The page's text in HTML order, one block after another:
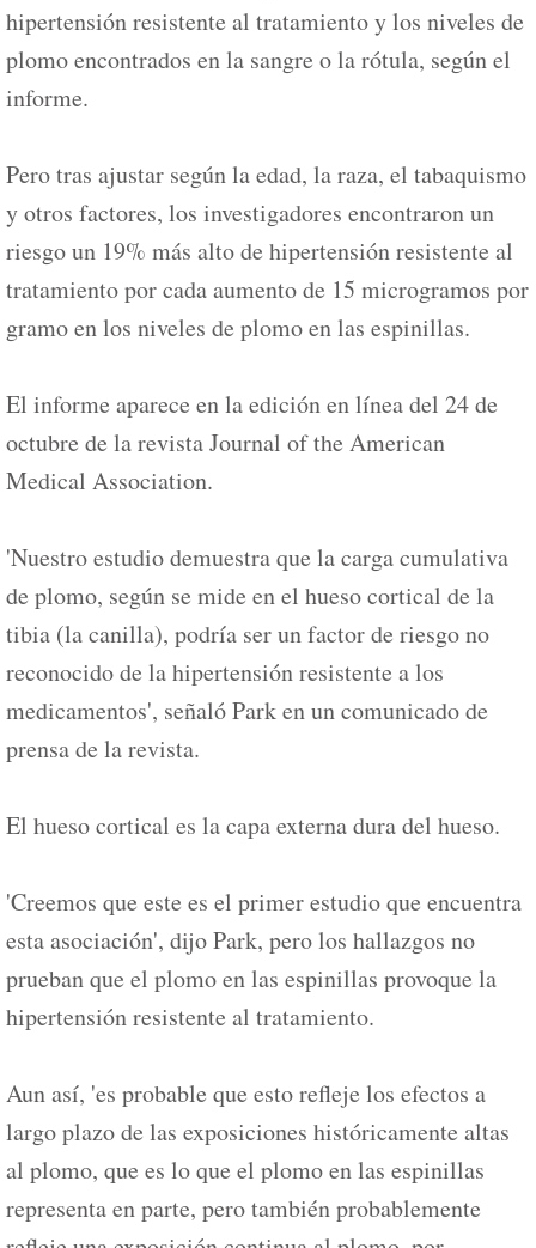
hipertensión resistente al tratamiento y los niveles de
plomo encontrados en la sangre o la rótula, según el
informe.
Pero tras ajustar según la edad, la raza, el tabaquismo
y otros factores, los investigadores encontraron un
riesgo un 19% más alto de hipertensión resistente al
tratamiento por cada aumento de 15 microgramos por
gramo en los niveles de plomo en las espinillas.
El informe aparece en la edición en línea del 24 de
octubre de la revista Journal of the American
Medical Association.
'Nuestro estudio demuestra que la carga cumulativa
de plomo, según se mide en el hueso cortical de la
tibia (la canilla), podría ser un factor de riesgo no
reconocido de la hipertensión resistente a los
medicamentos', señaló Park en un comunicado de
prensa de la revista.
El hueso cortical es la capa externa dura del hueso.
'Creemos que este es el primer estudio que encuentra
esta asociación', dijo Park, pero los hallazgos no
prueban que el plomo en las espinillas provoque la
hipertensión resistente al tratamiento.
Aun así, 'es probable que esto refleje los efectos a
largo plazo de las exposiciones históricamente altas
al plomo, que es lo que el plomo en las espinillas
representa en parte, pero también probablemente